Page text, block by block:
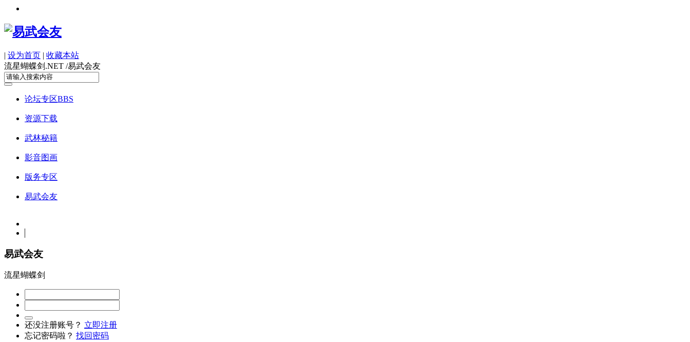
| 设为首页 | 收藏本站
流星蝴蝶剑.NET /易武会友
论坛专区BBS
资源下载
武林秘籍
影音图画
版务专区
易武会友
易武会友
流星蝴蝶剑
还没注册账号？ 立即注册
忘记密码啦？ 找回密码